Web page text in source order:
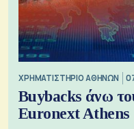
XΡΗΜΑΤΙΣΤΗΡΙΟ ΑΘΗΝΩΝ
Buybacks άνω
Euronext Athens